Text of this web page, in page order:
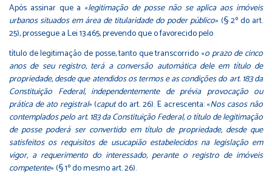
Após assinar que a «legitimação de posse não se aplica aos imóveis
urbanos situados em área de titularidade do poder público» (§ 2º do art.
25), prossegue a Lei 13.465, prevendo que o favorecido pelo
título de legitimação de posse, tanto que transcorrido «o prazo de cinco
anos de seu registro, terá a conversão automática dele em título de
propriedade, desde que atendidos os termos e as condições do art. 183 da
Constituição Federal, independentemente de prévia provocação ou
prática de ato registral» (caputdo art. 26). E acrescenta: «Nos casos não
contemplados pelo art. 183 da Constituição Federal, o título de legitimação
de posse poderá ser convertido em título de propriedade, desde que
satisfeitos os requisitos de usucapião estabelecidos na legislação em
vigor, a requerimento do interessado, perante o registro de imóveis
competente» (§ 1º do mesmo art. 26).